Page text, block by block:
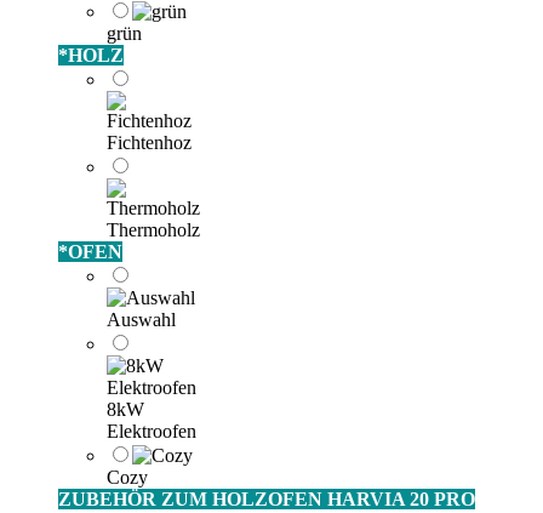
grün
*HOLZ
Fichtenhoz
Thermoholz
*OFEN
Auswahl
8kW
Elektroofen
Cozy
ZUBEHÖR ZUM HOLZOFEN HARVIA 20 PRO